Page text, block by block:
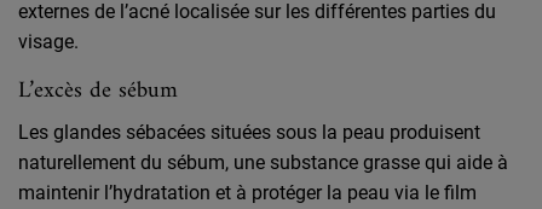
externes de l’acné localisée sur les différentes parties du
visage.
L’excès de sébum
Les glandes sébacées situées sous la peau produisent
naturellement du sébum, une substance grasse qui aide à
maintenir l’hydratation et à protéger la peau via le film